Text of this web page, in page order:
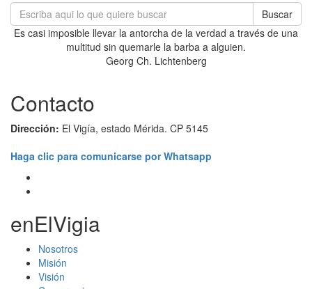
Buscar
Es casi imposible llevar la antorcha de la verdad a través de una
multitud sin quemarle la barba a alguien.
Georg Ch. Lichtenberg
Contacto
Dirección: El Vigía, estado Mérida. CP 5145
Haga clic para comunicarse por Whatsapp
enElVigia
Nosotros
Misión
Visión